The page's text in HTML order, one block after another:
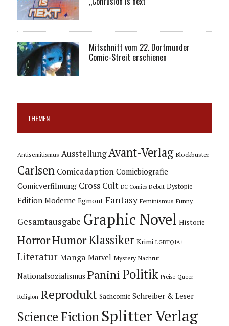
Mitschnitt vom 22. Dortmunder
Comic-Streit erschienen
THEMEN
Antisemitismus Ausstellung Avant-Verlag Blockbuster
Carlsen Comicadaption Comicbiografie
Comicverfilmung Cross Cult DC Comics Debüt Dystopie
Edition Moderne Egmont Fantasy Feminismus Funny
Gesamtausgabe Graphic Novel Historie
HorrorHumorKlassiker Krimi LGBTQIA+
Literatur Manga Marvel Mystery Nachruf
Nationalsozialismus Panini Politik Preise Queer
Religion Reprodukt Sachcomic Schreiber & Leser
Science Fiction Splitter Verlag